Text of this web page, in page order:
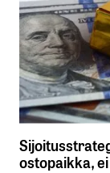
ostopaikka,